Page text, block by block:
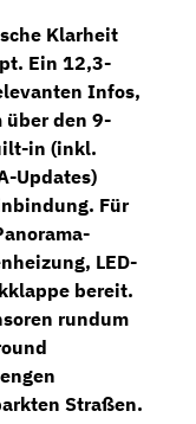
Klarheit
Ein 12,3-
Infos,
über den 9-
in (inkl.
Updates)
Für
, LED-
bereit.
rundum
Straßen.